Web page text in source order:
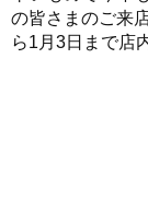
の皆さまのご来
ら1月3日まで店